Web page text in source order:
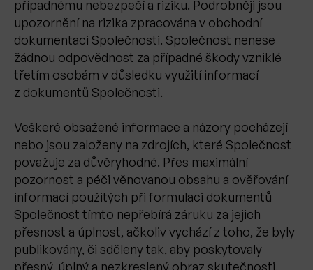
případnému nebezpečí a riziku. Podrobněji jsou
upozornění na rizika zpracována v obchodní
dokumentaci Společnosti. Společnost nenese
žádnou odpovědnost za případné škody vzniklé
třetím osobám v důsledku využití informací
z dokumentů Společnosti.
Veškeré obsažené informace a názory pocházejí
nebo jsou založeny na zdrojích, které Společnost
považuje za důvěryhodné. Přes maximální
pozornost a péči věnovanou obsahu a ověřování
informací použitých při formulaci dokumentů
Společnost tímto nepřebírá záruku za jejich
přesnost a úplnost, ačkoliv vychází z toho, že byly
publikovány, či sděleny tak, aby poskytovaly
přesný, úplný a nezkreslený obraz skutečnosti.